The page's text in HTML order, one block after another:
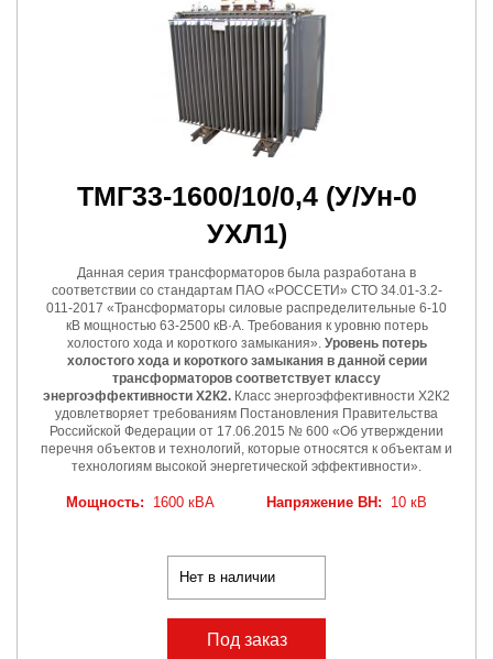
ТМГ33-1600/10/0,4 (У/Ун-0
УХЛ1)
Данная серия трансформаторов была разработана в
соответствии со стандартам ПАО «РОССЕТИ» СТО 34.01-3.2-
011-2017 «Трансформаторы силовые распределительные 6-10
кВ мощностью 63-2500 кВ·А. Требования к уровню потерь
холостого хода и короткого замыкания». Уровень потерь
холостого хода и короткого замыкания в данной серии
трансформаторов соответствует классу
энергоэффективности Х2К2. Класс энергоэффективности Х2К2
удовлетворяет требованиям Постановления Правительства
Российской Федерации от 17.06.2015 № 600 «Об утверждении
перечня объектов и технологий, которые относятся к объектам и
технологиям высокой энергетической эффективности».
Мощность: 1600 кВА Напряжение ВН: 10 кВ
Нет в наличии
Под заказ